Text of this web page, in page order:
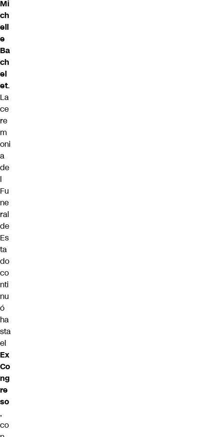
Mi
ch
ell
e
Ba
ch
el
et.
La
ce
re
m
oni
a
de
l
Fu
ne
ral
de
Es
ta
do
co
nti
nu
ó
ha
sta
el
Ex
Co
ng
re
so
,
co